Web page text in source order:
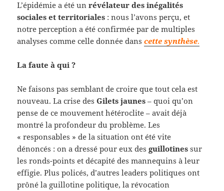
L’épidémie a été unrévélateur des inégalités
sociales et territoriales : nous l’avons perçu, et
notre perception a été confirmée par de multiples
analyses comme celle donnée danscette synthèse.
La faute à qui ?
Ne faisons pas semblant de croire que tout cela est
nouveau. La crise desGilets jaunes – quoi qu’on
pense de ce mouvement hétéroclite – avait déjà
montré la profondeur du problème. Les
« responsables » de la situation ont été vite
dénoncés : on a dressé pour eux desguillotines sur
les ronds-points et décapité des mannequins à leur
effigie. Plus policés, d’autres leaders politiques ont
prôné la guillotine politique, la révocation